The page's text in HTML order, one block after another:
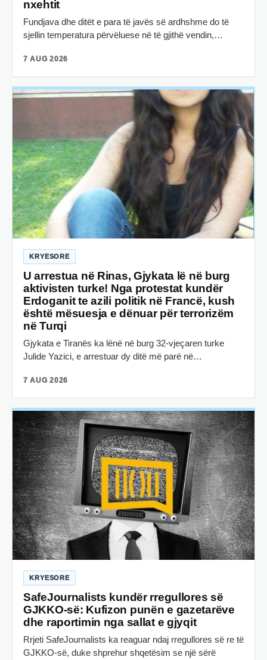
nxehtit
Fundjava dhe ditët e para të javës së ardhshme do të
sjellin temperatura përvëluese në të gjithë vendin,…
7 AUG 2026
KRYESORE
U arrestua në Rinas, Gjykata lë në burg
aktivisten turke! Nga protestat kundër
Erdoganit te azili politik në Francë, kush
është mësuesja e dënuar për terrorizëm
në Turqi
Gjykata e Tiranës ka lënë në burg 32-vjeçaren turke
Julide Yazici, e arrestuar dy ditë më parë në…
7 AUG 2026
KRYESORE
SafeJournalists kundër rregullores së
GJKKO-së: Kufizon punën e gazetarëve
dhe raportimin nga sallat e gjyqit
Rrjeti SafeJournalists ka reaguar ndaj rregullores së re të
GJKKO-së, duke shprehur shqetësim se një sërë